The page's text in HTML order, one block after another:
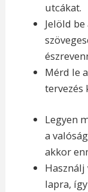
utcákat.
Jelöld
Mérd le
tervezés
Legyen
a
akkor
lapra,